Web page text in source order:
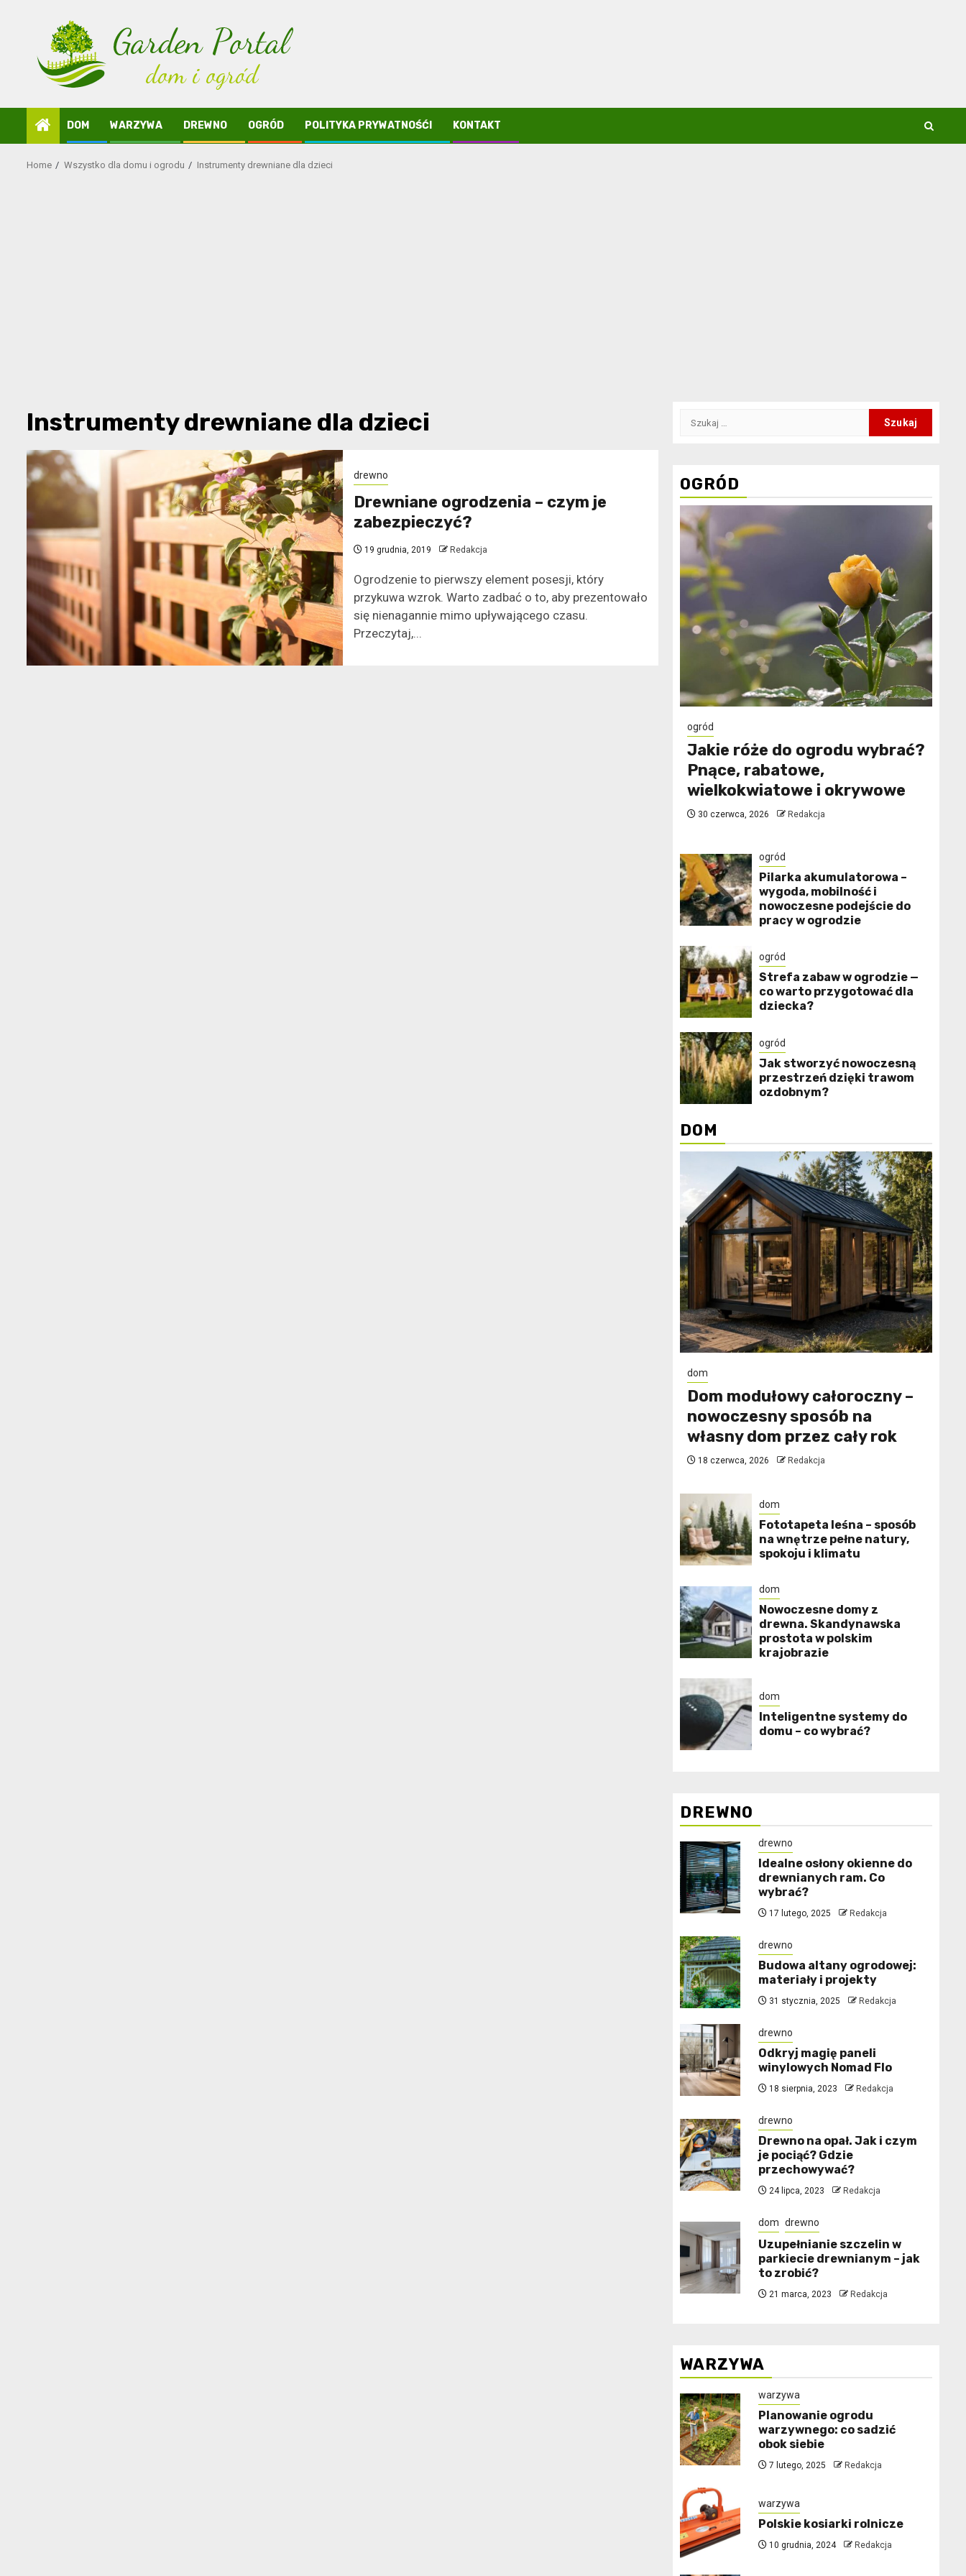
DOM WARZYWA DREWNO OGRÓD POLITYKA PRYWATNOŚĆI KONTAKT
Home Wszystko dla domu i ogrodu Instrumenty drewniane dla dzieci
Instrumenty drewniane dla dzieci
drewno
Drewniane ogrodzenia – czym je
zabezpieczyć?
19 grudnia, 2019 Redakcja
Ogrodzenie to pierwszy element posesji, który
przykuwa wzrok. Warto zadbać o to, aby prezentowało
się nienagannie mimo upływającego czasu.
Przeczytaj,...
Szukaj:
OGRÓD
ogród
Jakie róże do ogrodu wybrać?
Pnące, rabatowe,
wielkokwiatowe i okrywowe
30 czerwca, 2026 Redakcja
ogród
Pilarka akumulatorowa –
wygoda, mobilność i
nowoczesne podejście do
pracy w ogrodzie
ogród
Strefa zabaw w ogrodzie —
co warto przygotować dla
dziecka?
ogród
Jak stworzyć nowoczesną
przestrzeń dzięki trawom
ozdobnym?
DOM
dom
Dom modułowy całoroczny –
nowoczesny sposób na
własny dom przez cały rok
18 czerwca, 2026 Redakcja
dom
​Fototapeta leśna – sposób
na wnętrze pełne natury,
spokoju i klimatu
dom
Nowoczesne domy z
drewna. Skandynawska
prostota w polskim
krajobrazie
dom
Inteligentne systemy do
domu – co wybrać?
DREWNO
drewno
Idealne osłony okienne do
drewnianych ram. Co
wybrać?
17 lutego, 2025 Redakcja
drewno
Budowa altany ogrodowej:
materiały i projekty
31 stycznia, 2025 Redakcja
drewno
Odkryj magię paneli
winylowych Nomad Flo
18 sierpnia, 2023 Redakcja
drewno
Drewno na opał. Jak i czym
je pociąć? Gdzie
przechowywać?
24 lipca, 2023 Redakcja
dom drewno
Uzupełnianie szczelin w
parkiecie drewnianym – jak
to zrobić?
21 marca, 2023 Redakcja
WARZYWA
warzywa
Planowanie ogrodu
warzywnego: co sadzić
obok siebie
7 lutego, 2025 Redakcja
warzywa
Polskie kosiarki rolnicze
10 grudnia, 2024 Redakcja